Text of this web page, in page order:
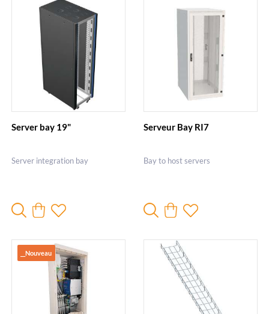
Server bay 19"
Server integration bay
Serveur Bay RI7
Bay to host servers
__Nouveau